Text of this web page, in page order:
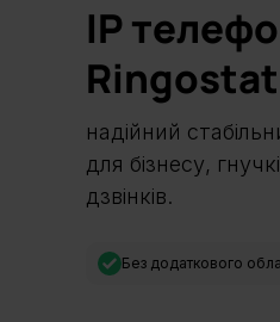
IP
надійний
для бізнесу,
дзвінків.
Без додаткового